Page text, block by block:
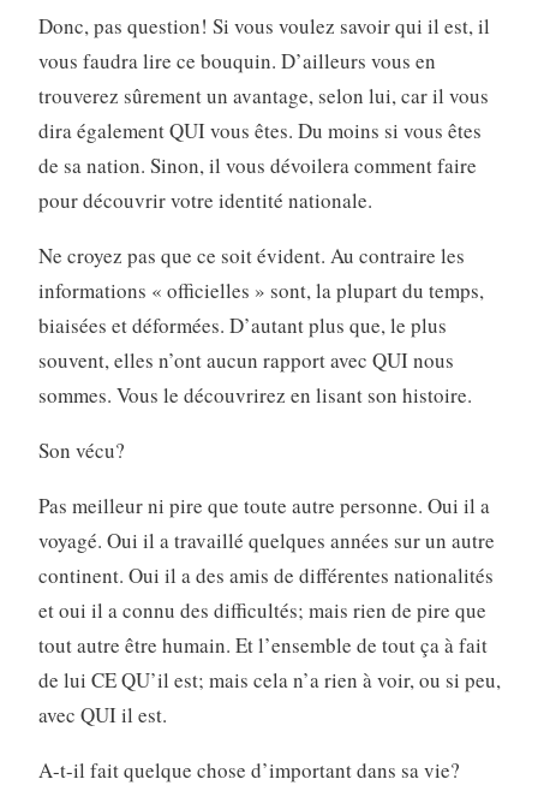
Donc, pas question! Si vous voulez savoir qui il est, il
vous faudra lire ce bouquin. D’ailleurs vous en
trouverez sûrement un avantage, selon lui, car il vous
dira également QUI vous êtes. Du moins si vous êtes
de sa nation. Sinon, il vous dévoilera comment faire
pour découvrir votre identité nationale.
Ne croyez pas que ce soit évident. Au contraire les
informations « officielles » sont, la plupart du temps,
biaisées et déformées. D’autant plus que, le plus
souvent, elles n’ont aucun rapport avec QUI nous
sommes. Vous le découvrirez en lisant son histoire.
Son vécu?
Pas meilleur ni pire que toute autre personne. Oui il a
voyagé. Oui il a travaillé quelques années sur un autre
continent. Oui il a des amis de différentes nationalités
et oui il a connu des difficultés; mais rien de pire que
tout autre être humain. Et l’ensemble de tout ça à fait
de lui CE QU’il est; mais cela n’a rien à voir, ou si peu,
avec QUI il est.
A-t-il fait quelque chose d’important dans sa vie?